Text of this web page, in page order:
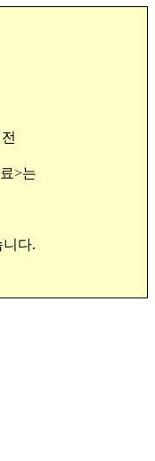
>는
니다.